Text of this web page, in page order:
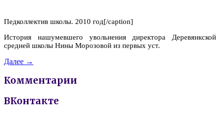
Педколлектив школы. 2010 год[/caption]
История нашумевшего увольнения директора Деревянкской
средней школы Нины Морозовой из первых уст.
Далее →
Комментарии
ВКонтакте